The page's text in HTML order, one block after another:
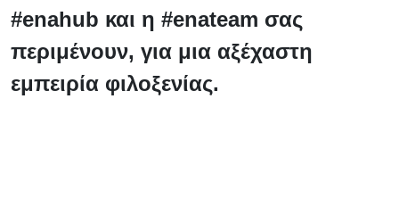
#enahub και η #enateam σας
περιμένουν, για μια αξέχαστη
εμπειρία φιλοξενίας.